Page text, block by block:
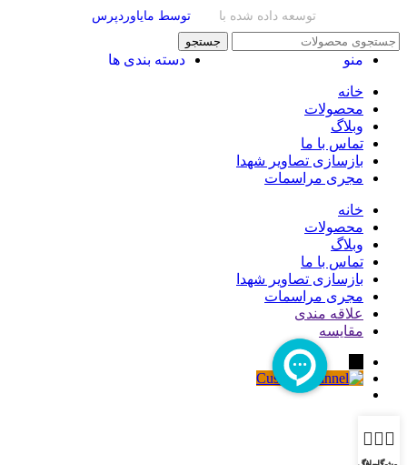
توسعه داده شده با توسط مایاوردپرس
جستجو
منو دسته بندی ها
خانه
محصولات
وبلاگ
تماس با ما
بازسازی تصاویر شهدا
مجری مراسمات
خانه
محصولات
وبلاگ
تماس با ما
بازسازی تصاویر شهدا
مجری مراسمات
علاقه مندی
مقایسه